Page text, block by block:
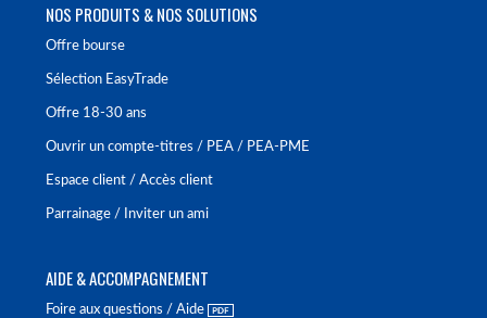
NOS PRODUITS & NOS SOLUTIONS
Offre bourse
Sélection EasyTrade
Offre 18-30 ans
Ouvrir un compte-titres / PEA / PEA-PME
Espace client / Accès client
Parrainage / Inviter un ami
AIDE & ACCOMPAGNEMENT
Foire aux questions / Aide